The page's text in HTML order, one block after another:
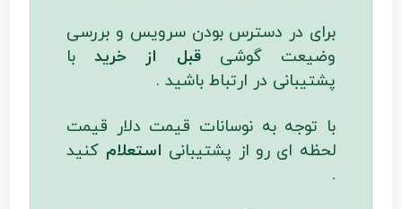
برای در دسترس بودن سرویس و بررسی
وضیعت گوشیقبل از خریدبا
پشتیبانی در ارتباط باشید .
با توجه به نوسانات قیمت دلار قیمت
لحظه ای رو از پشتیبانی استعلام کنید
.